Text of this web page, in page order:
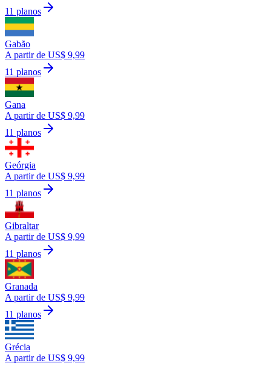
11 planos
Gabão
A partir de US$ 9,99
11 planos
Gana
A partir de US$ 9,99
11 planos
Geórgia
A partir de US$ 9,99
11 planos
Gibraltar
A partir de US$ 9,99
11 planos
Granada
A partir de US$ 9,99
11 planos
Grécia
A partir de US$ 9,99